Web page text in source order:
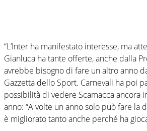
“L’Inter ha manifestato interesse, ma
Gianluca ha tante offerte, anche dalla
avrebbe bisogno di fare un altro anno
Gazzetta dello Sport. Carnevali ha poi
possibilità di vedere Scamacca ancora
anno: “A volte un anno solo può fare la
è migliorato tanto anche perché ha